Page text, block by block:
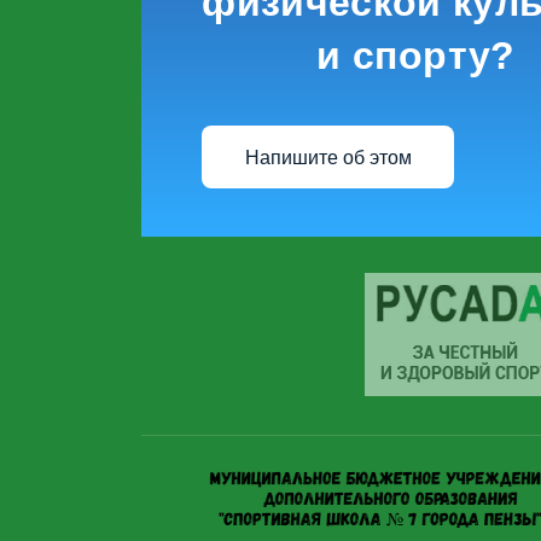
и спорту?
Напишите об этом